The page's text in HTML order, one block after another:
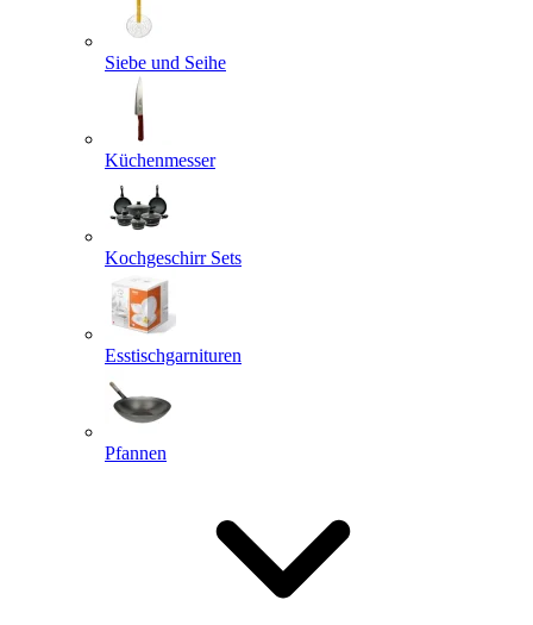
Siebe und Seihe
Küchenmesser
Kochgeschirr Sets
Esstischgarnituren
Pfannen